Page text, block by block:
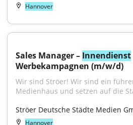
Hannover
Sales Manager – Innendienst
Werbekampagnen (m/w/d)
Wir sind Ströer! Wir sind ein
Medienhaus und setzen auf die
Ströer Deutsche Städte Medien
Hannover